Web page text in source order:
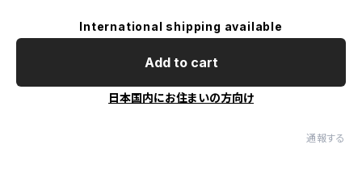
International shipping available
Add to cart
日本国内にお住まいの方向け
通報する